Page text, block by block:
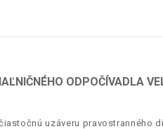
ODPOČÍVADLA
uzáveru pravostranného